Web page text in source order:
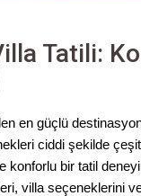
Tatili:
en güçlü
ciddi şekilde
konforlu bir tatil
villa seçeneklerini